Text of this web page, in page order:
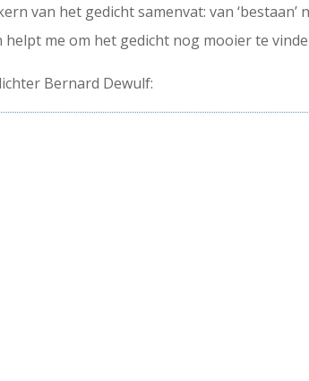
van het gedicht samenvat: van ‘bestaan’
me om het gedicht nog mooier te
Bernard Dewulf: